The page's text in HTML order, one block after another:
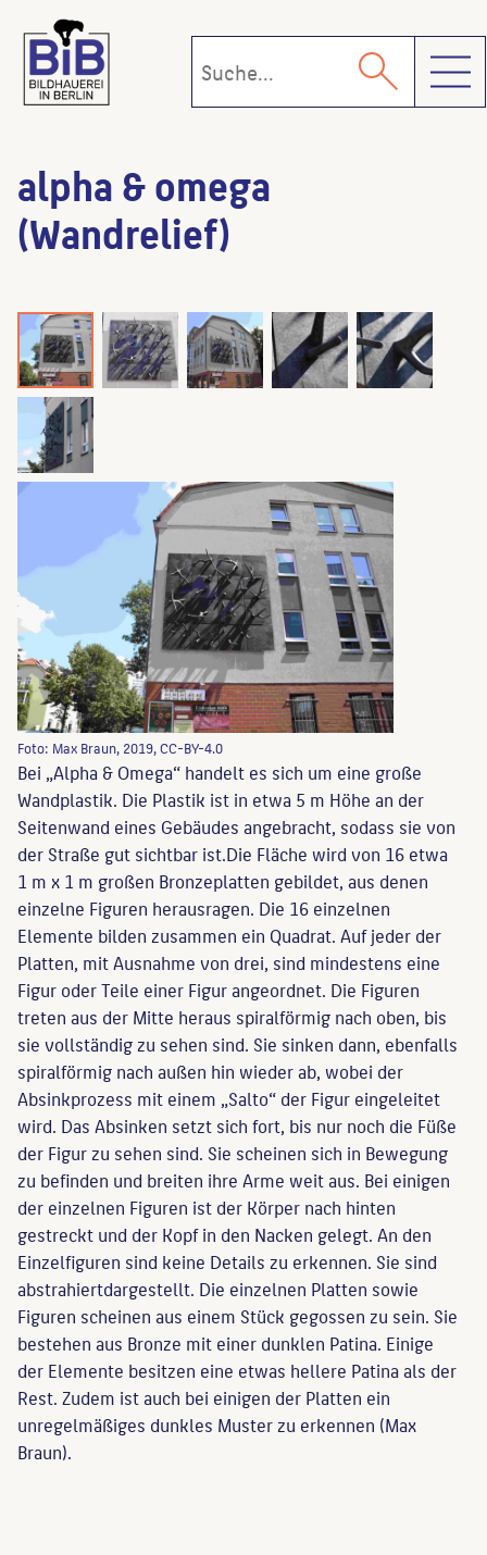
alpha & omega
(Wandrelief)
Foto: Max Braun, 2019, CC-BY-4.0
Bei „Alpha & Omega“ handelt es sich um eine große
Wandplastik. Die Plastik ist in etwa 5 m Höhe an der
Seitenwand eines Gebäudes angebracht, sodass sie von
der Straße gut sichtbar ist.Die Fläche wird von 16 etwa
1 m x 1 m großen Bronzeplatten gebildet, aus denen
einzelne Figuren herausragen. Die 16 einzelnen
Elemente bilden zusammen ein Quadrat. Auf jeder der
Platten, mit Ausnahme von drei, sind mindestens eine
Figur oder Teile einer Figur angeordnet. Die Figuren
treten aus der Mitte heraus spiralförmig nach oben, bis
sie vollständig zu sehen sind. Sie sinken dann, ebenfalls
spiralförmig nach außen hin wieder ab, wobei der
Absinkprozess mit einem „Salto“ der Figur eingeleitet
wird. Das Absinken setzt sich fort, bis nur noch die Füße
der Figur zu sehen sind. Sie scheinen sich in Bewegung
zu befinden und breiten ihre Arme weit aus. Bei einigen
der einzelnen Figuren ist der Körper nach hinten
gestreckt und der Kopf in den Nacken gelegt. An den
Einzelfiguren sind keine Details zu erkennen. Sie sind
abstrahiertdargestellt. Die einzelnen Platten sowie
Figuren scheinen aus einem Stück gegossen zu sein. Sie
bestehen aus Bronze mit einer dunklen Patina. Einige
der Elemente besitzen eine etwas hellere Patina als der
Rest. Zudem ist auch bei einigen der Platten ein
unregelmäßiges dunkles Muster zu erkennen (Max
Braun).